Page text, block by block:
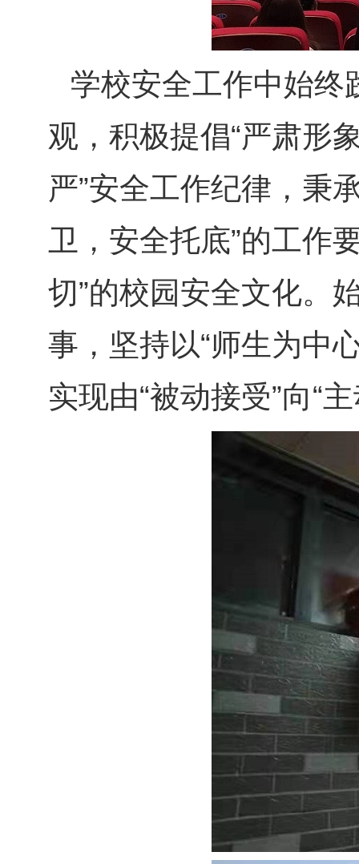
学校安全工作中始终
观，积极提倡“严肃形
严”安全工作纪律，秉
卫，安全托底”的工作
切”的校园安全文化。
事，坚持以“师生为中
实现由“被动接受”向“